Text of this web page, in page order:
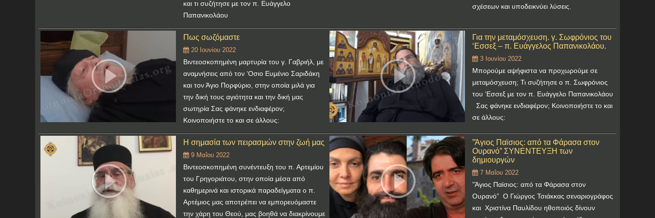
και τι συζήτησε με τον π. Ευάγγελο
Παπανικολάου
σχέσεων και υποδεικνύει λύσεις.
Πως σωζόμαστε
20 Ιουνίου 2022
Βιντεοσκοπημένη μαρτυρία του γ. Γαβριήλ, με
αναμνήσεις από τον ‘Οσιο Ευμένιο Σαριδάκη
και τον Άγιο Πορφύριο, στην οποία μιλά για
την δική τους αγιότητα και την δική μας
σωτηρία Σας φάνηκε ενδιαφέρον;
Κοινοποιήστε το και σε άλλους:
Για την μεταμόσχευση. γ. Σωφρόνιος του
‘Εσσεξ – π. Ευάγγελος Παπανικολάου.
3 Ιουνίου 2022
Μπορούμε αψήφιστα να προχωρούμε σε
μεταμόσχευση; Τι συζήτησε ο π. Σωφρόνιος
του ‘Εσσεξ με τον π. Ευάγγελο Παπανικολάου
Σας φάνηκε ενδιαφέρον; Κοινοποιήστε το και
σε άλλους:
Η σημασία των πειρασμών στην ζωή μας
9 Μαΐου 2022
Βιντεοσκοπημένη συνέντευξη του π. Αρτεμίου
του Γρηγοριάτου, στην οποία μέσα από
καθημερινά και ιστορικά παραδείγματα ο π.
Αρτέμιος μας αποτρέπει να εμπορευόμαστε
την χάρη του Θεού, μας βοηθά να διακρίνουμε
”Άγιος Παϊσιος: από τα Φάρασα στον
Ουρανό” ΣΥΝΕΝΤΕΥΞΗ των
δημιουργών
7 Μαΐου 2022
”Άγιος Παϊσιος: από τα Φάρασα στον
Ουρανό” Ο Γιώργος Τσιάκκας σεναριογράφος
και Χριστίνα Παυλίδου ηθοποιός δίνουν